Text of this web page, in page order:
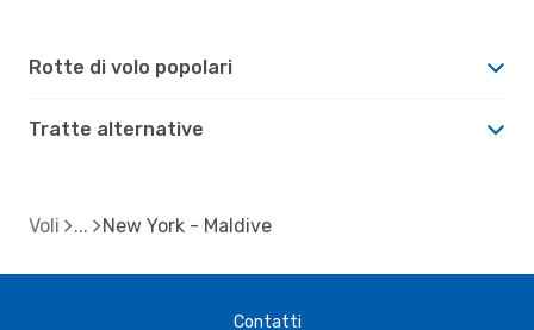
Rotte di volo popolari
Tratte alternative
Voli New York - Maldive
Contatti